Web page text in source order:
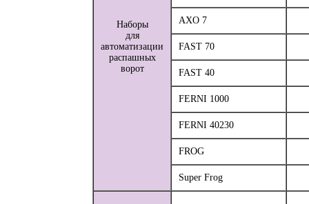
Наборы
для
автоматизации
распашных
ворот
AXO 7
FAST 70
FAST 40
FERNI 1000
FERNI 40230
FROG
Super Frog